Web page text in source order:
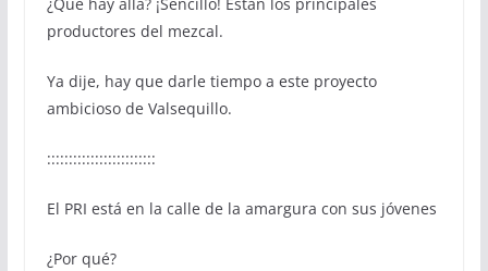
productores del mezcal.
Ya dije, hay que darle tiempo a este proyecto
ambicioso de Valsequillo.
:::::::::::::::::::::::::
El PRI está en la calle de la amargura con sus jóvenes
¿Por qué?